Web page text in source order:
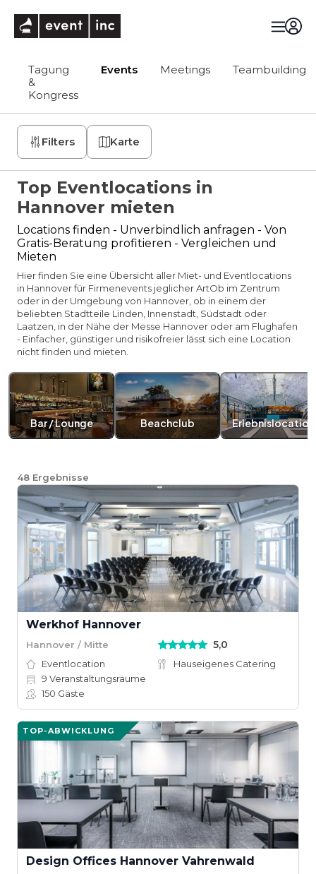
Tagung
&
Kongress
Events Meetings Teambuilding
Filters Karte
Top Eventlocations in
Hannover mieten
Locations finden - Unverbindlich anfragen - Von
Gratis-Beratung profitieren - Vergleichen und
Mieten
Hier finden Sie eine Übersicht aller Miet- und Eventlocations
in Hannover für Firmenevents jeglicher ArtOb im Zentrum
oder in der Umgebung von Hannover, ob in einem der
beliebten Stadtteile Linden, Innenstadt, Südstadt oder
Laatzen, in der Nähe der Messe Hannover oder am Flughafen
- Einfacher, günstiger und risikofreier lässt sich eine Location
nicht finden und mieten.
Bar / Lounge Beachclub Erlebnislocation
48 Ergebnisse
Werkhof Hannover
Hannover / Mitte 5,0
Eventlocation
Hauseigenes Catering
9 Veranstaltungsräume
150 Gäste
TOP-ABWICKLUNG
Design Offices Hannover Vahrenwald